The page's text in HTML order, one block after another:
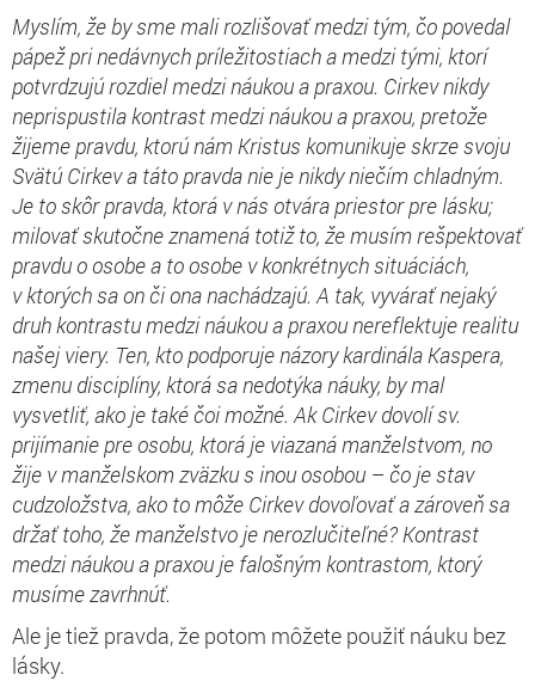
Myslím, že by sme mali rozlišovať medzi tým, čo povedal
pápež pri nedávnych príležitostiach a medzi tými, ktorí
potvrdzujú rozdiel medzi náukou a praxou. Cirkev nikdy
neprispustila kontrast medzi náukou a praxou, pretože
žijeme pravdu, ktorú nám Kristus komunikuje skrze svoju
Svätú Cirkev a táto pravda nie je nikdy niečím chladným.
Je to skôr pravda, ktorá v nás otvára priestor pre lásku;
milovať skutočne znamená totiž to, že musím rešpektovať
pravdu o osobe a to osobe v konkrétnych situáciách,
v ktorých sa on či ona nachádzajú. A tak, vyvárať nejaký
druh kontrastu medzi náukou a praxou nereflektuje realitu
našej viery. Ten, kto podporuje názory kardinála Kaspera,
zmenu disciplíny, ktorá sa nedotýka náuky, by mal
vysvetliť, ako je také čoi možné. Ak Cirkev dovolí sv.
prijímanie pre osobu, ktorá je viazaná manželstvom, no
žije v manželskom zväzku s inou osobou – čo je stav
cudzoložstva, ako to môže Cirkev dovoľovať a zároveň sa
držať toho, že manželstvo je nerozlučiteľné? Kontrast
medzi náukou a praxou je falošným kontrastom, ktorý
musíme zavrhnúť.
Ale je tiež pravda, že potom môžete použiť náuku bez
lásky.